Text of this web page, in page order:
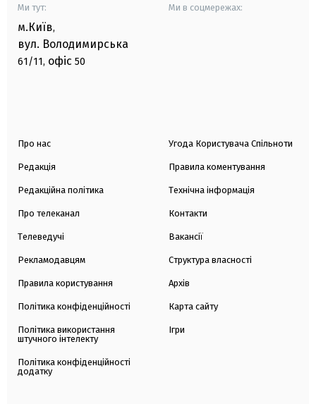
Ми тут:
м.Київ,
вул. Володимирська
61/11, офіс 50
Ми в соцмережах:
Про нас
Редакція
Редакційна політика
Про телеканал
Телеведучі
Рекламодавцям
Правила користування
Політика конфіденційності
Політика використання
штучного інтелекту
Політика конфіденційності
додатку
Угода Користувача Спільноти
Правила коментування
Технічна інформація
Контакти
Вакансії
Структура власності
Архів
Карта сайту
Ігри